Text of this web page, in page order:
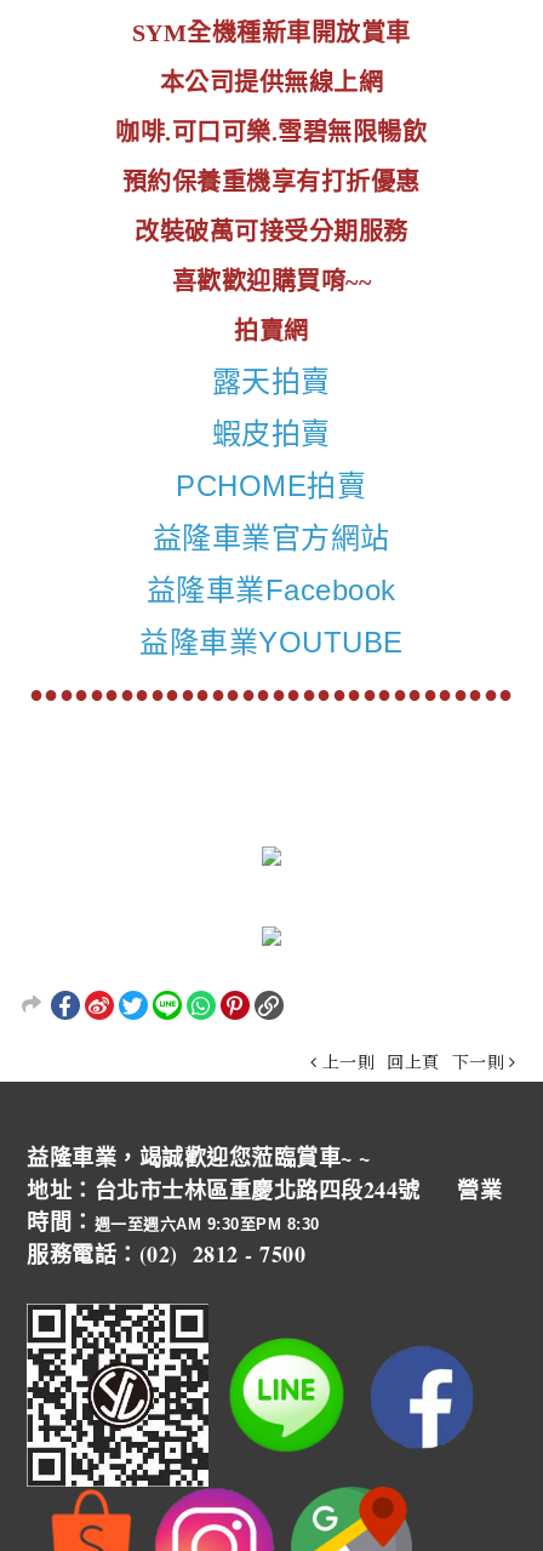
SYM全機種新車開放賞車
本公司提供無線上網
咖啡.可口可樂.雪碧無限暢飲
預約保養重機享有打折優惠
改裝破萬可接受分期服務
喜歡歡迎購買唷~~
拍賣網
露天拍賣
蝦皮拍賣
PCHOME拍賣
益隆車業官方網站
益隆車業Facebook
益隆車業YOUTUBE
●●●●●●●●●●●●●●●●●●●●●●●●●●●●●●●●
上一則 回上頁 下一則
益隆車業，竭誠歡迎您蒞臨賞車~ ~
地址：台北市士林區重慶北路四段244號 營業
時間： 週一至週六AM 9:30至PM 8:30
服務電話：(02) 2812 - 7500